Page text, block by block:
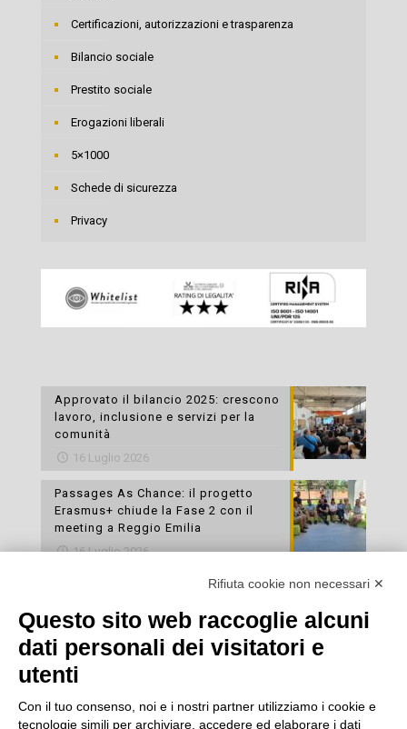
Certificazioni, autorizzazioni e trasparenza
Bilancio sociale
Prestito sociale
Erogazioni liberali
5×1000
Schede di sicurezza
Privacy
Approvato il bilancio 2025: crescono
lavoro, inclusione e servizi per la
comunità
16 Luglio 2026
Passages As Chance: il progetto
Erasmus+ chiude la Fase 2 con il
meeting a Reggio Emilia
16 Luglio 2026
Esami di laboratorio preventivi
cura della propria salute
16 Luglio 2026
Rifiuta cookie non necessari ✕
Questo sito web raccoglie alcuni
dati personali dei visitatori e
utenti
Con il tuo consenso, noi e i nostri partner utilizziamo i cookie e
tecnologie simili per archiviare, accedere ed elaborare i dati